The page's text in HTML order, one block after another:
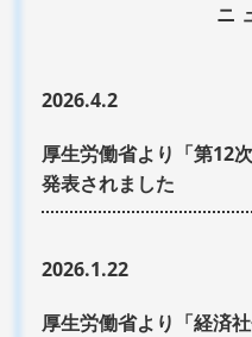
ニ
2026.4.2
厚生労働省より「第12
発表されました
2026.1.22
厚生労働省より「経済